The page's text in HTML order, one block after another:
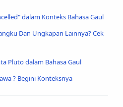
dalam Konteks Bahasa Gaul
Dan Ungkapan Lainnya? Cek
Pluto dalam Bahasa Gaul
? Begini Konteksnya